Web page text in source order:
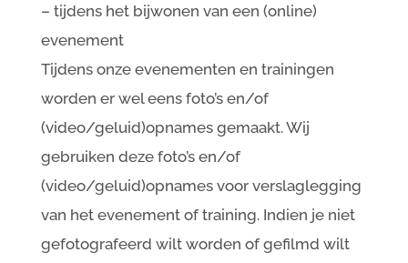
– tijdens het bijwonen van een (online)
evenement
Tijdens onze evenementen en trainingen
worden er wel eens foto’s en/of
(video/geluid)opnames gemaakt. Wij
gebruiken deze foto’s en/of
(video/geluid)opnames voor verslaglegging
van het evenement of training. Indien je niet
gefotografeerd wilt worden of gefilmd wilt